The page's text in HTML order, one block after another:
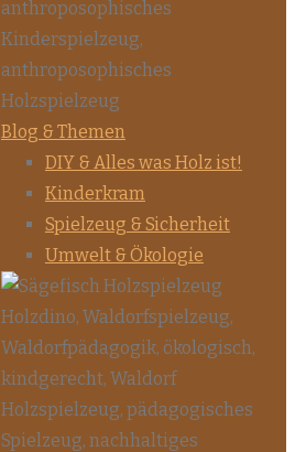
Blog & Themen
DIY & Alles was Holz ist!
Kinderkram
Spielzeug & Sicherheit
Umwelt & Ökologie